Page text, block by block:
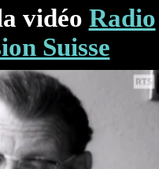
vidéo Radio
Suisse